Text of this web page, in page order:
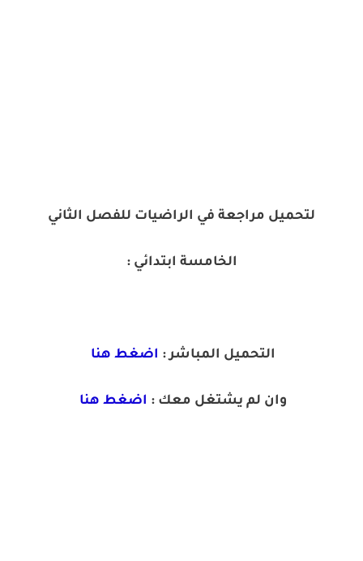
لتحميل مراجعة في الراضيات للفصل الثاني
الخامسة ابتدائي :
التحميل المباشر : اضغط هنا
وان لم يشتغل معك : اضغط هنا